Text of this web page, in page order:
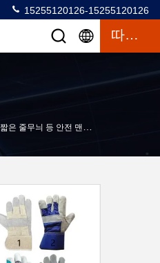
15255120126-15255120126
따옴표
짧은 줄무늬 등 안전 맨치 패치 된 팜 소 곡물 가죽 용접 작업 장갑 용접자